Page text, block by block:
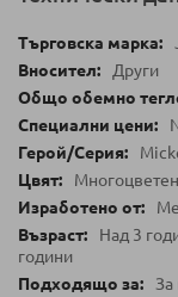
Други
Многоцветен
Над 3
години
За